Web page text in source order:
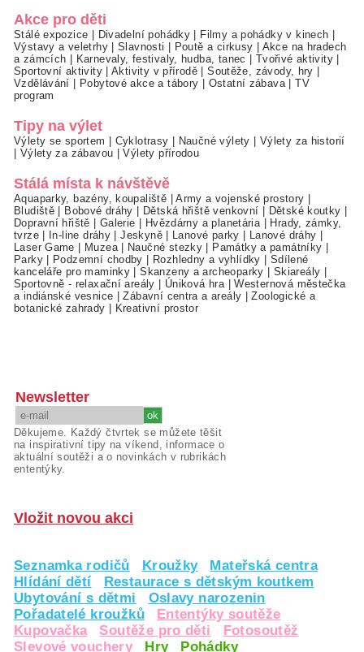
Akce pro děti
Stálé expozice Divadelní pohádky Filmy a pohádky v kinech
Výstavy a veletrhy|Slavnosti Poutě a cirkusy
Akce na hradech
a zámcích
Karnevaly, festivaly, hudba, tanec Tvořivé aktivity
Sportovní aktivity|Aktivity v přírodě |Soutěže, závody, hry
Vzdělávání
Pobytové akce a tábory Ostatní zábava |TV
program
Tipy na výlet
Výlety se sportem Cyklotrasy Naučné výlety
Výlety za historií
Výlety za zábavou |Výlety přírodou
Stálá místa k návštěvě
Aquaparky, bazény, koupaliště |Army a vojenské prostory
Bludiště
Bobové dráhy Dětská hřiště venkovní Dětské koutky
Dopravní hřiště
Galerie Hvězdárny a planetária
Hrady, zámky,
tvrze| In-line dráhy |Jeskyně| Lanové parky Lanové dráhy
Laser Game
Muzea| Naučné stezky Památky a památníky
Parky| Podzemní chodby Rozhledny a vyhlídky
Sdílené
kanceláře pro maminky |Skanzeny a archeoparky Skiareály
Sportovně - relaxační areály
Úniková hra |Westernová městečka
a indiánské vesnice |Zábavní centra a areály |Zoologické a
botanické zahrady
Kreativní prostor
Newsletter
Děkujeme. Každý čtvrtek se můžete těšit
na inspirativní tipy na víkend, informace o
aktuální soutěži a o novinkách v rubrikách
ententýky.
Vložit novou akci
Seznamka rodičů Kroužky
Mateřská centra
Hlídání dětí
Restaurace s dětským koutkem
Ubytování s dětmi
Oslavy narozenin
Pořadatelé kroužků
Ententýky soutěže
Kupovačka
Soutěže pro děti
Fotosoutěž
Slevové vouchery
Hry Pohádky